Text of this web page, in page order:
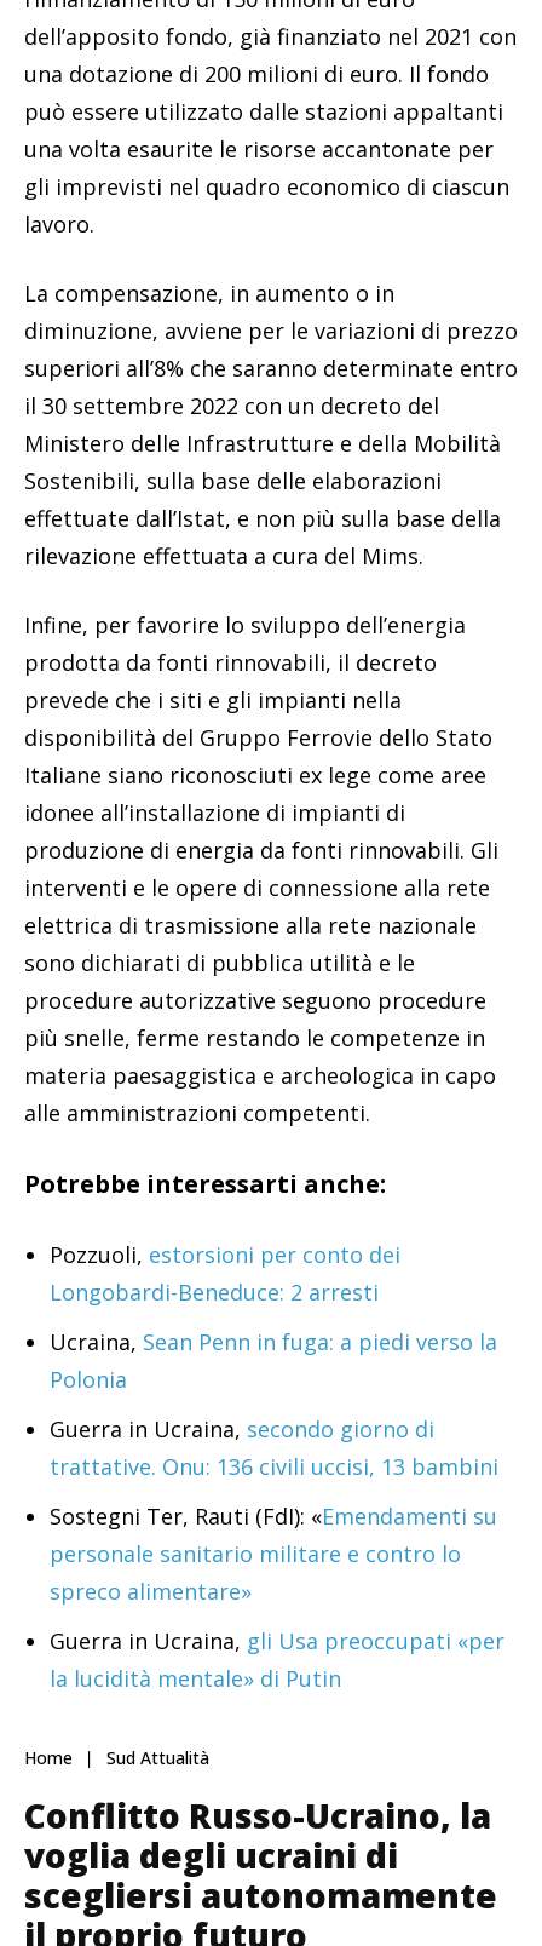
dell’apposito fondo, già finanziato nel 2021 con
una dotazione di 200 milioni di euro. Il fondo
può essere utilizzato dalle stazioni appaltanti
una volta esaurite le risorse accantonate per
gli imprevisti nel quadro economico di ciascun
lavoro.
La compensazione, in aumento o in
diminuzione, avviene per le variazioni di prezzo
superiori all’8% che saranno determinate entro
il 30 settembre 2022 con un decreto del
Ministero delle Infrastrutture e della Mobilità
Sostenibili, sulla base delle elaborazioni
effettuate dall’Istat, e non più sulla base della
rilevazione effettuata a cura del Mims.
Infine, per favorire lo sviluppo dell’energia
prodotta da fonti rinnovabili, il decreto
prevede che i siti e gli impianti nella
disponibilità del Gruppo Ferrovie dello Stato
Italiane siano riconosciuti ex lege come aree
idonee all’installazione di impianti di
produzione di energia da fonti rinnovabili. Gli
interventi e le opere di connessione alla rete
elettrica di trasmissione alla rete nazionale
sono dichiarati di pubblica utilità e le
procedure autorizzative seguono procedure
più snelle, ferme restando le competenze in
materia paesaggistica e archeologica in capo
alle amministrazioni competenti.
Potrebbe interessarti anche:
Pozzuoli, estorsioni per conto dei
Longobardi-Beneduce: 2 arresti
Ucraina, Sean Penn in fuga: a piedi verso la
Polonia
Guerra in Ucraina, secondo giorno di
trattative. Onu: 136 civili uccisi, 13 bambini
Sostegni Ter, Rauti (FdI): «Emendamenti su
personale sanitario militare e contro lo
spreco alimentare»
Guerra in Ucraina, gli Usa preoccupati «per
la lucidità mentale» di Putin
Home Sud Attualità
Conflitto Russo-Ucraino, la
voglia degli ucraini di
scegliersi autonomamente
il proprio futuro